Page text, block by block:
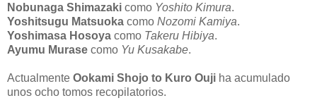
Nobunaga Shimazaki como Yoshito Kimura.
Yoshitsugu Matsuoka como Nozomi Kamiya.
Yoshimasa Hosoya como Takeru Hibiya.
Ayumu Murase como Yu Kusakabe.
Actualmente Ookami Shojo to Kuro Ouji ha acumulado
unos ocho tomos recopilatorios.